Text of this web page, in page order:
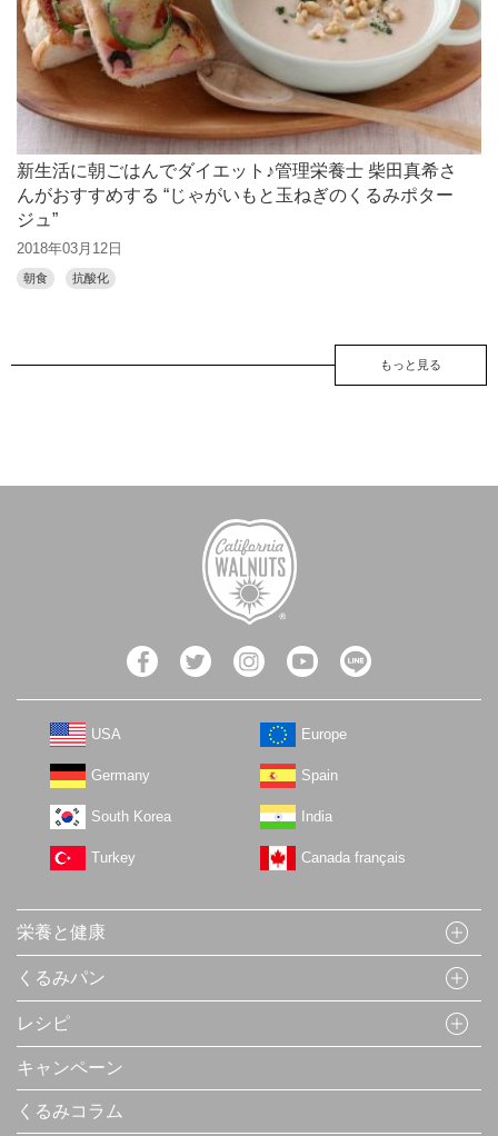
新生活に朝ごはんでダイエット♪管理栄養士 柴田真希さ
んがおすすめする “じゃがいもと玉ねぎのくるみポター
ジュ”
2018年03月12日
朝食 抗酸化
もっと見る
USA Europe
Germany Spain
South Korea India
Turkey Canada français
栄養と健康
くるみパン
レシピ
キャンペーン
くるみコラム